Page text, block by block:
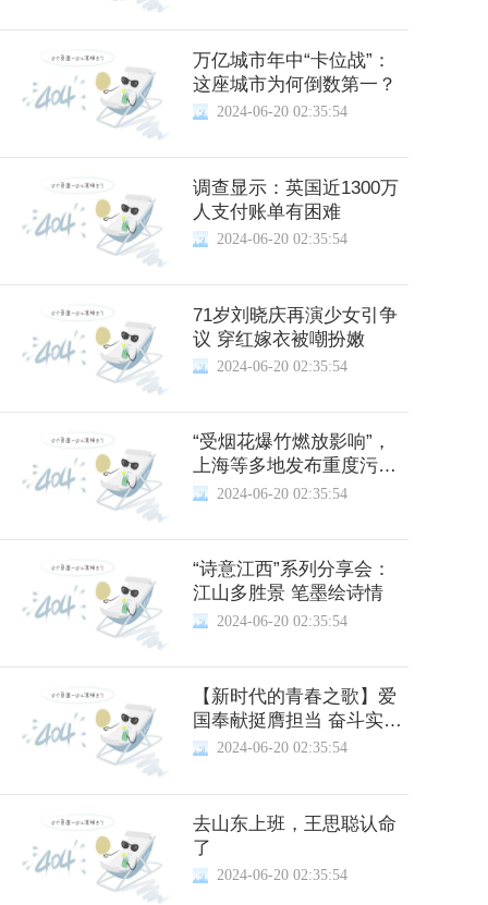
万亿城市年中“卡位战”：
这座城市为何倒数第一？
2024-06-20 02:35:54
调查显示：英国近1300万
人支付账单有困难
2024-06-20 02:35:54
71岁刘晓庆再演少女引争
议 穿红嫁衣被嘲扮嫩
2024-06-20 02:35:54
“受烟花爆竹燃放影响”，
上海等多地发布重度污染
空气预警
2024-06-20 02:35:54
“诗意江西”系列分享会：
江山多胜景 笔墨绘诗情
2024-06-20 02:35:54
【新时代的青春之歌】爱
国奉献挺膺担当 奋斗实干
成就未来
2024-06-20 02:35:54
去山东上班，王思聪认命
了
2024-06-20 02:35:54